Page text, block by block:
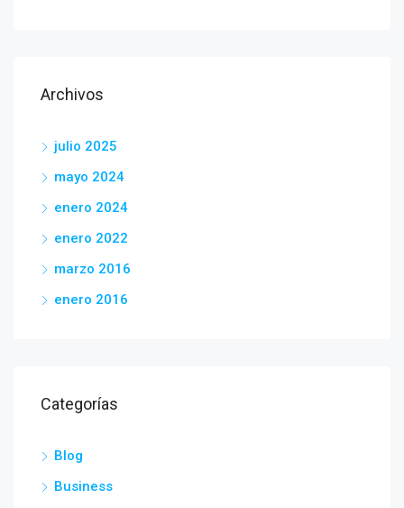
Archivos
julio 2025
mayo 2024
enero 2024
enero 2022
marzo 2016
enero 2016
Categorías
Blog
Business